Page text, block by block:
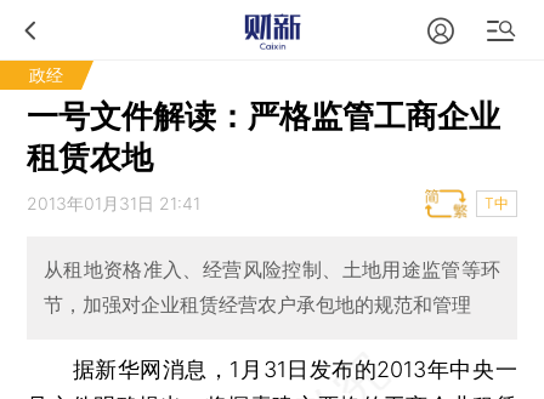
政经
一号文件解读：严格监管工商企业
租赁农地
2013年01月31日 21:41 T中
从租地资格准入、经营风险控制、土地用途监管等环
节，加强对企业租赁经营农户承包地的规范和管理
据新华网消息，1月31日发布的2013年中央一